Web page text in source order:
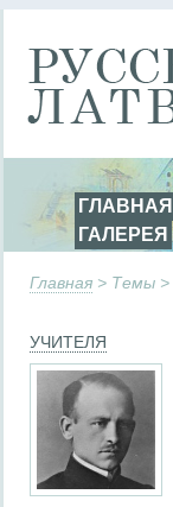
ГЛАВНАЯ
ГАЛЕРЕЯ
Главная > Темы >
УЧИТЕЛЯ